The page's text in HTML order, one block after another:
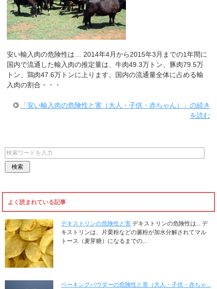
安い輸入肉の危険性は… 2014年4月から2015年3月までの1年間に
国内で流通した輸入肉の推定量は、牛肉49.3万トン、豚肉79.5万
トン、鶏肉47.6万トンに上ります。国内の流通量全体に占める輸
入肉の割合・・・
「安い輸入肉の危険性と害（大人・子供・赤ちゃん）」の続き
を読む
よく読まれている記事
デキストリンの危険性と害 デキストリンの危険性は... デ
キストリンは、片栗粉などの澱粉が加水分解されてマル
トース（麦芽糖）になるまでの...
ベーキングパウダーの危険性と害（大人・子供・赤ちゃ...